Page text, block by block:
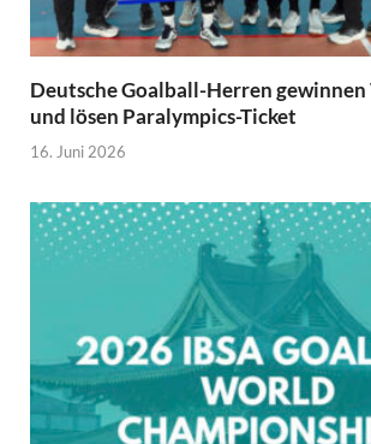
Deutsche Goalball-Herren
und lösen Paralympics-Ticket
16. Juni 2026